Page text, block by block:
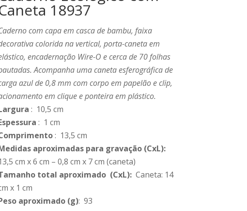
18937
com capa em casca de bambu, faixa
colorida na vertical, porta-caneta em
encadernação Wire-O e cerca de 70 folhas
Acompanha uma caneta esferográfica de
azul de 0,8 mm com corpo em papelão e clip,
em clique e ponteira em plástico.
: 10,5 cm
: 1 cm
: 13,5 cm
aproximadas para gravação(CxL):
cm x 6 cm – 0,8 cm x 7 cm (caneta)
total aproximado (CxL): Caneta: 14
x 1 cm
aproximado(g): 93